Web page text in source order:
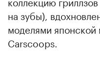
на зубы),
моделями
Carscoops.